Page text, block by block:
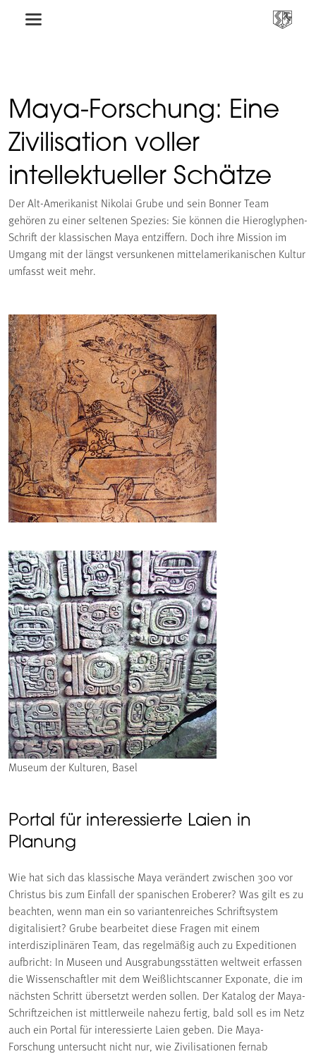
Maya-Forschung: Eine
Zivilisation voller
intellektueller Schätze
Der Alt-Amerikanist Nikolai Grube und sein Bonner Team
gehören zu einer seltenen Spezies: Sie können die Hieroglyphen-
Schrift der klassischen Maya entziffern. Doch ihre Mission im
Umgang mit der längst versunkenen mittelamerikanischen Kultur
umfasst weit mehr.
Museum der Kulturen, Basel
Portal für interessierte Laien in
Planung
Wie hat sich das klassische Maya verändert zwischen 300 vor
Christus bis zum Einfall der spanischen Eroberer? Was gilt es zu
beachten, wenn man ein so variantenreiches Schriftsystem
digitalisiert? Grube bearbeitet diese Fragen mit einem
interdisziplinären Team, das regelmäßig auch zu Expeditionen
aufbricht: In Museen und Ausgrabungsstätten weltweit erfassen
die Wissenschaftler mit dem Weißlichtscanner Exponate, die im
nächsten Schritt übersetzt werden sollen. Der Katalog der Maya-
Schriftzeichen ist mittlerweile nahezu fertig, bald soll es im Netz
auch ein Portal für interessierte Laien geben. Die Maya-
Forschung untersucht nicht nur, wie Zivilisationen fernab